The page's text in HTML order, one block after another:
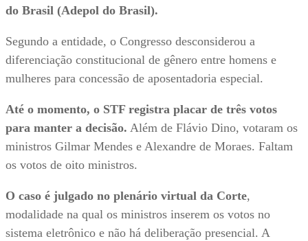
do Brasil (Adepol do Brasil).
Segundo a entidade, o Congresso desconsiderou a
diferenciação constitucional de gênero entre homens e
mulheres para concessão de aposentadoria especial.
Até o momento, o STF registra placar de três votos
para manter a decisão. Além de Flávio Dino, votaram os
ministros Gilmar Mendes e Alexandre de Moraes. Faltam
os votos de oito ministros.
O caso é julgado no plenário virtual da Corte,
modalidade na qual os ministros inserem os votos no
sistema eletrônico e não há deliberação presencial. A